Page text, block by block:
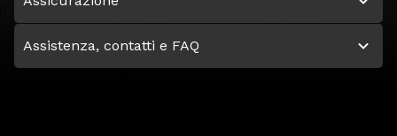
Assistenza, contatti e FAQ